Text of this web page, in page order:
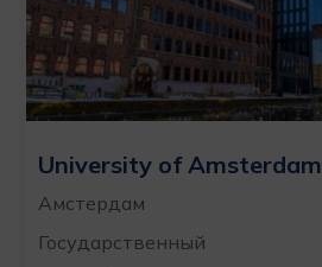
University of Amsterdam
Амстердам
Государственный